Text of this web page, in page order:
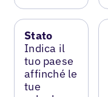
Stato
Indica il
tuo paese
affinché le
tue